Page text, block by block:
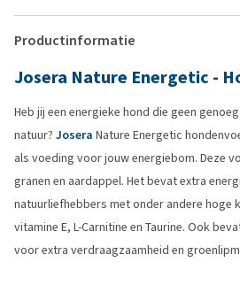
Productinformatie
Josera Nature Energetic -
Heb jij een energieke hond die geen
natuur? Josera Nature Energetic
als voeding voor jouw energiebom. Deze
granen en aardappel. Het bevat extra
natuurliefhebbers met onder andere hoge
vitamine E, L-Carnitine en Taurine. Ook
voor extra verdraagzaamheid en